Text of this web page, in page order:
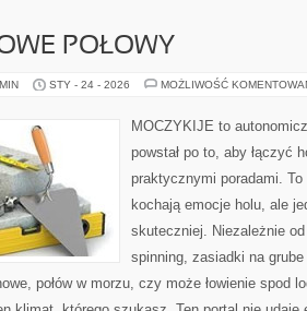
POŁOWY
STY - 24 - 2026 MOŻLIWOŚĆ
MOCZYKIJE to
powstał po to, aby łączyć
praktycznymi poradami.
kochają emocje holu, ale
skuteczniej. Niezależnie
spinning, zasiadki na
połów w morzu, czy może łowienie spod